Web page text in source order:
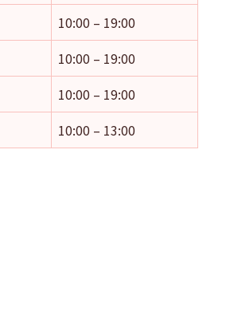
10:00 – 19:00
10:00 – 19:00
10:00 – 19:00
10:00 – 13:00